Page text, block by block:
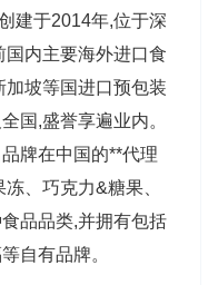
建于2014年,位于深
内主要海外进口食
坡等国进口预包装
国,盛誉享遍业内。
牌在中国的**代理
、巧克力&糖果、
品品类,并拥有包括
自有品牌。